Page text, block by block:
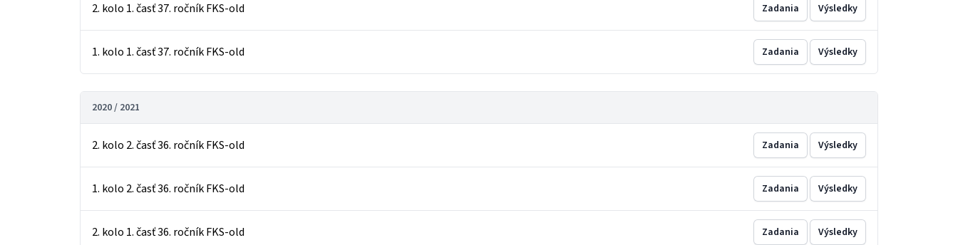
2. kolo 1. časť 37. ročník FKS-old Zadania Výsledky
1. kolo 1. časť 37. ročník FKS-old Zadania Výsledky
2020 / 2021
2. kolo 2. časť 36. ročník FKS-old Zadania Výsledky
1. kolo 2. časť 36. ročník FKS-old Zadania Výsledky
2. kolo 1. časť 36. ročník FKS-old Zadania Výsledky